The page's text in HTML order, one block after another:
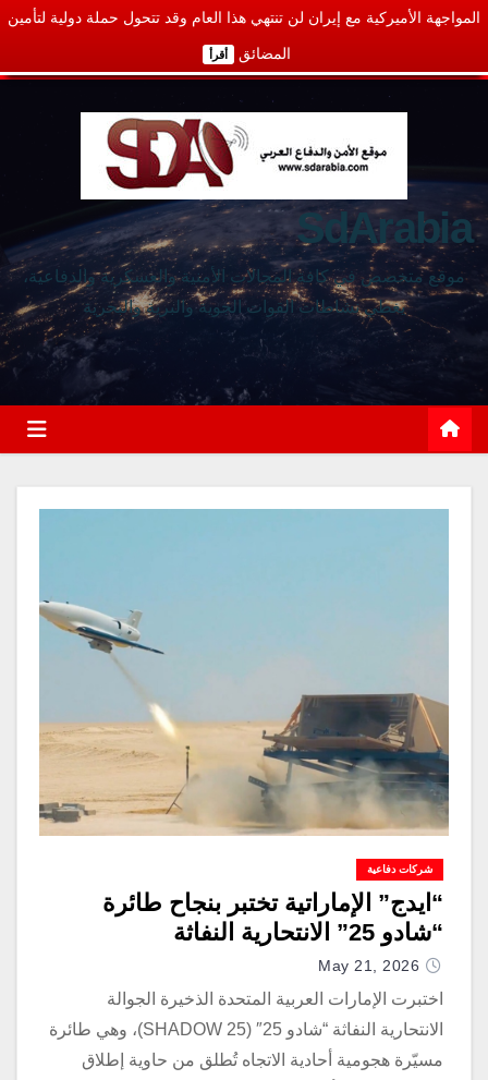
المواجهة الأميركية مع إيران لن تنتهي هذا العام وقد تتحول حملة دولية لتأمين
المضائق أقرأ
SdArabia
موقع متخصص في كافة المجالات الأمنية والعسكرية والدفاعية،
يغطي نشاطات القوات الجوية والبرية والبحرية
شركات دفاعية
“ايدج” الإماراتية تختبر بنجاح طائرة
“شادو 25” الانتحارية النفاثة
May 21, 2026
اختبرت الإمارات العربية المتحدة الذخيرة الجوالة
الانتحارية النفاثة “شادو 25″ (SHADOW 25)، وهي طائرة
مسيّرة هجومية أحادية الاتجاه تُطلق من حاوية إطلاق